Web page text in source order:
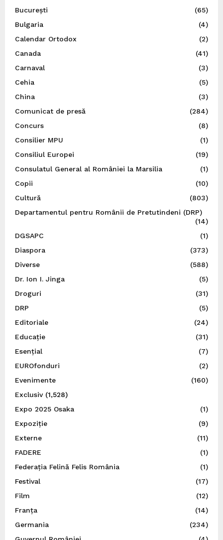
București
(65)
Bulgaria
(4)
Calendar Ortodox
(2)
Canada
(41)
Carnaval
(3)
Cehia
(5)
China
(3)
Comunicat de presă
(284)
Concurs
(8)
Consilier MPU
(1)
Consiliul Europei
(19)
Consulatul General al României la Marsilia
(1)
Copii
(10)
Cultură
(803)
Departamentul pentru Românii de Pretutindeni (DRP)
(14)
DGSAPC
(1)
Diaspora
(373)
Diverse
(588)
Dr. Ion I. Jinga
(5)
Droguri
(31)
DRP
(5)
Editoriale
(24)
Educație
(31)
Esențial
(7)
EUROfonduri
(2)
Evenimente
(160)
Exclusiv(1,528)
Expo 2025 Osaka
(1)
Expoziție
(9)
Externe
(11)
FADERE
(1)
Federația Felină Felis România
(1)
Festival
(17)
Film
(12)
Franța
(14)
Germania
(234)